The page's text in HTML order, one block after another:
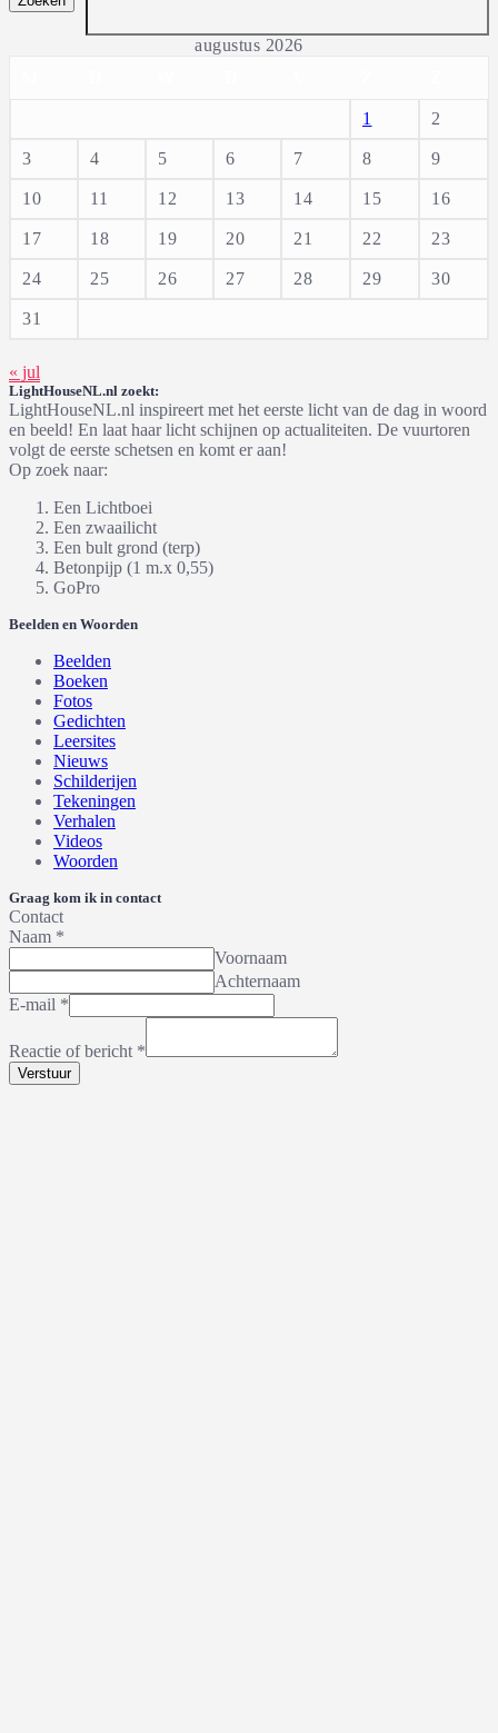
augustus 2026
1 2
3 4 5 6 7 8 9
10 11 12 13 14 15 16
17 18 19 20 21 22 23
24 25 26 27 28 29 30
31
« jul
LightHouseNL.nl zoekt:
LightHouseNL.nl inspireert met het eerste licht van de dag in woord
en beeld! En laat haar licht schijnen op actualiteiten. De vuurtoren
volgt de eerste schetsen en komt er aan!
Op zoek naar:
Een Lichtboei
Een zwaailicht
Een bult grond (terp)
Betonpijp (1 m.x 0,55)
GoPro
Beelden en Woorden
Beelden
Boeken
Fotos
Gedichten
Leersites
Nieuws
Schilderijen
Tekeningen
Verhalen
Videos
Woorden
Graag kom ik in contact
Contact
Naam *
Voornaam
Achternaam
E-mail *
Reactie of bericht *
Verstuur